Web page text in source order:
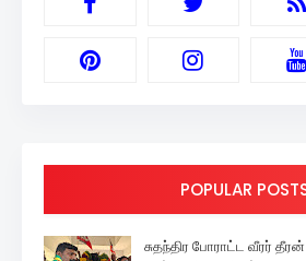
POPULAR
சுதந்திர போராட்ட வீரர்